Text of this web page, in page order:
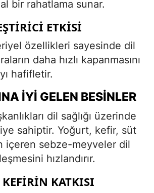
bir rahatlama sunar.
ETKISI
özellikleri sayesinde dil
daha hızlı kapanmasını
hafifletir.
İYI GELEN BESINLER
dil sağlığı üzerinde
sahiptir. Yoğurt, kefir, süt
içeren sebze-meyveler dil
hızlandırır.
KEFIRIN KATKISI